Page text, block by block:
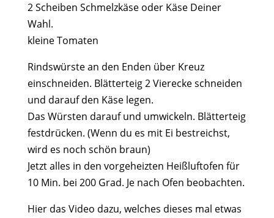
2 Scheiben Schmelzkäse oder Käse Deiner
Wahl.
kleine Tomaten
Rindswürste an den Enden über Kreuz
einschneiden. Blätterteig 2 Vierecke schneiden
und darauf den Käse legen.
Das Würsten darauf und umwickeln. Blätterteig
festdrücken. (Wenn du es mit Ei bestreichst,
wird es noch schön braun)
Jetzt alles in den vorgeheizten Heißluftofen für
10 Min. bei 200 Grad. Je nach Ofen beobachten.
Hier das Video dazu, welches dieses mal etwas